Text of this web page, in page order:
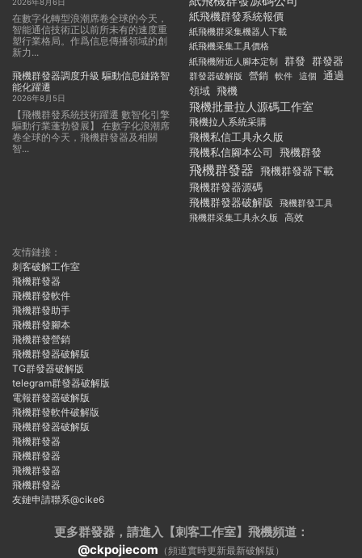
2026年8月6日
在數字化轉型浪潮席卷全球的今天，
智能通信技術正以前所未有的速度重
塑行業格局。作爲信息傳播領域的創
新力...
飛機群發器調度升級 驅動信息鏈路智
能化躍遷
2026年8月5日
【飛機群發系統技術躍遷 數智化引擎
驅動行業蓬勃發展】 在數字化浪潮席
卷全球的今天，飛機群發器及相關
智...
紙飛機群發系統報價
紙飛機群采集機器人下載
紙飛機采集工具價格
紙飛機附近人腳本定制
群發 群發器
群發器破解版 營銷 軟件 這個
通過
領域 飛機
飛機批量拉人源碼工作室
飛機拉人系統采購
飛機私信工具永久版
飛機私信腳本公司
飛機群發
飛機群發器 飛機群發器下載
飛機群發器源碼
飛機群發器破解版
飛機群發工具
飛機群采集工具永久版
高效
友情鏈接：
刺客破解工作室
飛機群發器
飛機群發軟件
飛機群發助手
飛機群發腳本
飛機群發營銷
飛機群發器破解版
TG群發器破解版
telegram群發器破解版
電報群發器破解版
飛機群發軟件破解版
飛機群發器破解版
飛機群發器
飛機群發器
飛機群發器
飛機群發器
友鏈申請聯系@cike6
更多群發器，請進入【刺客工作室】 飛機頻道：
@ckpojiecom （頻道實時更新最新破解版）